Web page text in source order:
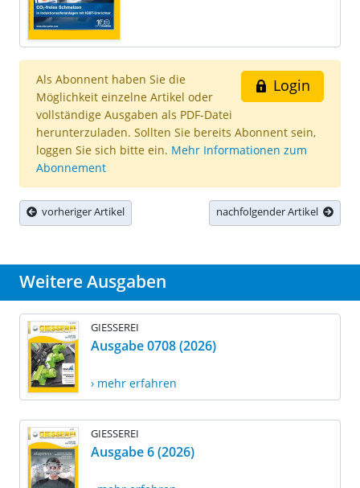
Login
Als Abonnent haben Sie die
Möglichkeit einzelne Artikel oder
vollständige Ausgaben als PDF-Datei
herunterzuladen. Sollten Sie bereits Abonnent sein,
loggen Sie sich bitte ein. Mehr Informationen zum
Abonnement
vorheriger Artikel nachfolgender Artikel
Weitere Ausgaben
GIESSEREI
Ausgabe 0708 (2026)
› mehr erfahren
GIESSEREI
Ausgabe 6 (2026)